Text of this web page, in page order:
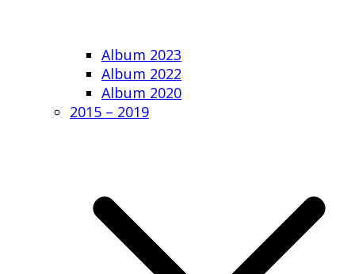
Album 2023
Album 2022
Album 2020
2015 – 2019